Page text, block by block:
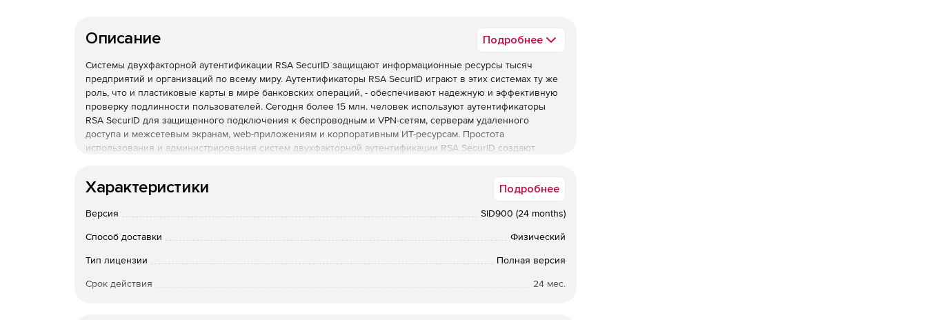
Описание Подробнее
Системы двухфакторной аутентификации RSA SecurID защищают информационные ресурсы тысяч
предприятий и организаций по всему миру. Аутентификаторы RSA SecurID играют в этих системах ту же
роль, что и пластиковые карты в мире банковских операций, - обеспечивают надежную и эффективную
проверку подлинности пользователей. Сегодня более 15 млн. человек используют аутентификаторы
RSA SecurID для защищенного подключения к беспроводным и VPN-сетям, серверам удаленного
доступа и межсетевым экранам, web-приложениям и корпоративным ИТ-ресурсам. Простота
использования и администрирования систем двухфакторной аутентификации RSA SecurID создают
псевдослучайных чисел, который раз в минуту формирует одноразовый код доступа на основании
счетчика. Код, который будет сгенерирован аутентификатором в следующую минуту, весьма трудно
определить на основании предыдущих значений, что весьма значительно усложняет работу хакера и в
аутентификатором и сервером проверки подлинности также надежно защищен с использованием
Характеристики Подробнее
Версия SID900 (24 months)
Способ доставки Физический
Тип лицензии Полная версия
Срок действия 24 мес.